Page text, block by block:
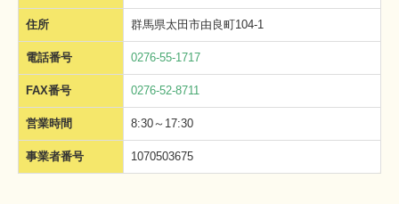
住所 群馬県太田市由良町104-1
電話番号 0276-55-1717
FAX番号 0276-52-8711
営業時間 8:30～17:30
事業者番号 1070503675